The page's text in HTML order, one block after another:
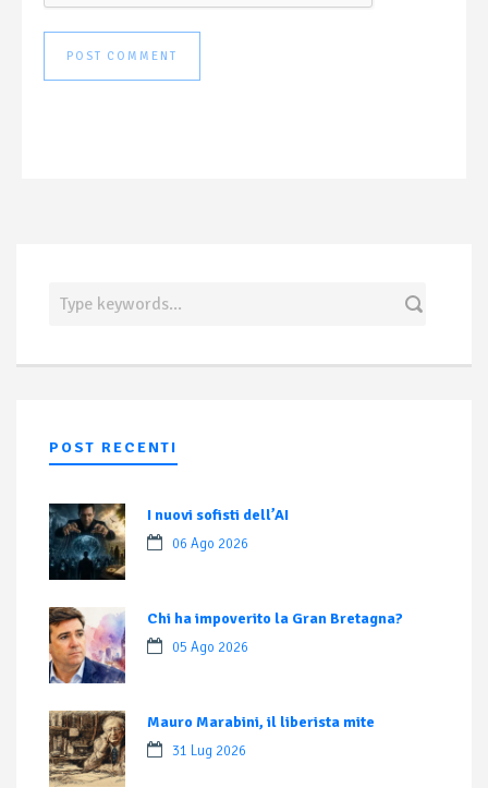
POST RECENTI
I nuovi sofisti dell’AI
06 Ago 2026
Chi ha impoverito la Gran Bretagna?
05 Ago 2026
Mauro Marabini, il liberista mite
31 Lug 2026